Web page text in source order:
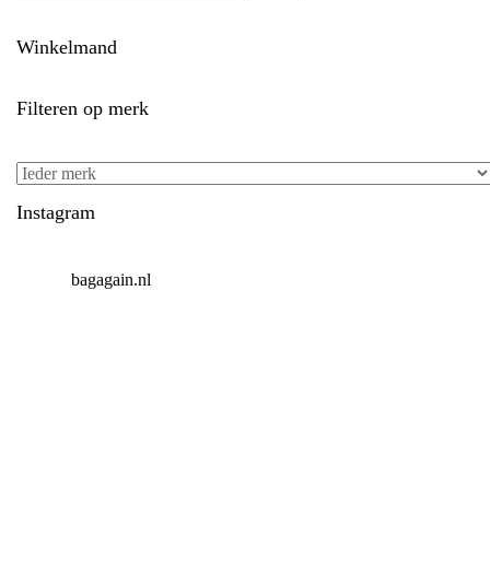
Winkelmand
Filteren op merk
Instagram
bagagain.nl